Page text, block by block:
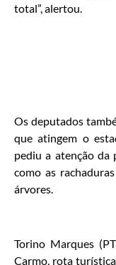
total”, alertou.
Os deputados
que atingem o
pediu a atenção da
como as
árvores.
Torino Marques
Carmo, rota